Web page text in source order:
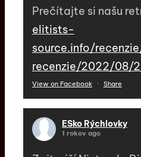
Prečítajte si našu
elitists-
source.info/
recenzie/2022/08/
View on Facebook · Share
ESko Rýchlovky
1 rokov ago